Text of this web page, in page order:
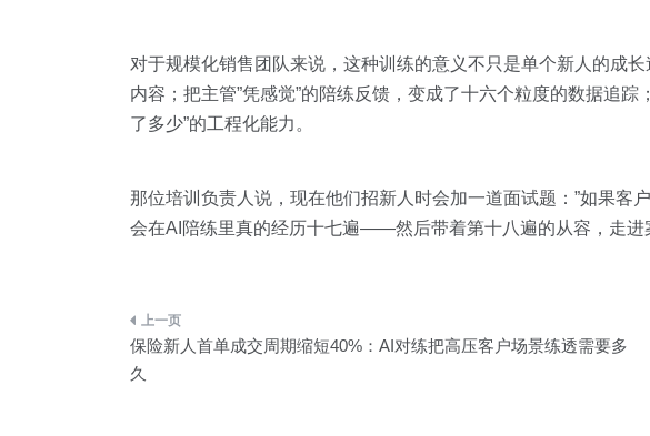
对于规模化销售团队来说，这种训练的意义不只是单个新人的成
内容；把主管”凭感觉”的陪练反馈，变成了十六个粒度的数据追
了多少”的工程化能力。
那位培训负责人说，现在他们招新人时会加一道面试题：”如果客
会在AI陪练里真的经历十七遍——然后带着第十八遍的从容，走进
文
章
保险新人首单成交周期缩短40%：AI对练把高压客户场景练透需要多
久